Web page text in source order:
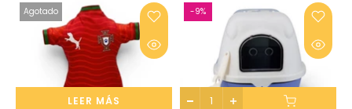
Agotado
LEER MÁS
-9%